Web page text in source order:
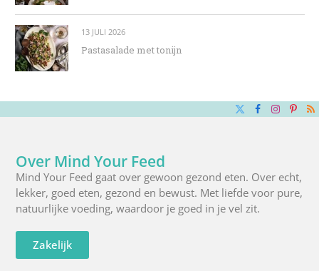
13 JULI 2026
Pastasalade met tonijn
X
Facebook
Over Mind Your Feed
Mind Your Feed gaat over gewoon gezond eten. Over echt,
lekker, goed eten, gezond en bewust. Met liefde voor pure,
natuurlijke voeding, waardoor je goed in je vel zit.
Zakelijk